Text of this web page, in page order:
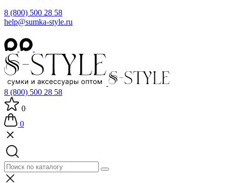
8 (800) 500 28 58
help@sumka-style.ru
8 (800) 500 28 58
0
0